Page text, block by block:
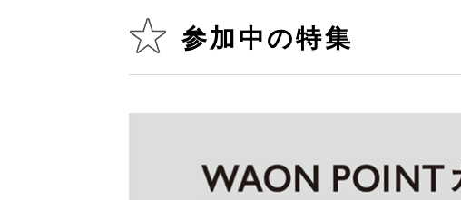
参加中の特集